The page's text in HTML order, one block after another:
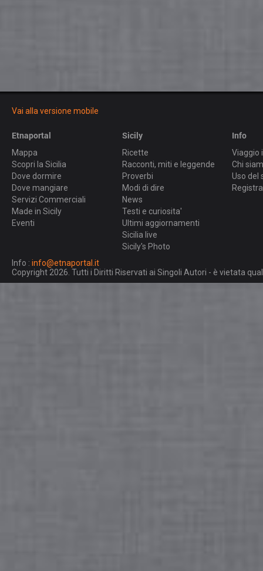
Vai alla versione mobile
Etnaportal
Mappa
Scopri la Sicilia
Dove dormire
Dove mangiare
Servizi Commerciali
Made in Sicily
Eventi
Sicily
Ricette
Racconti, miti e leggende
Proverbi
Modi di dire
News
Testi e curiosita'
Ultimi aggiornamenti
Sicilia live
Sicily's Photo
Info
Viaggio
Chi
Uso del
Info : info@etnaportal.it
Copyright 2026. Tutti i Diritti Riservati ai Singoli Autori - è vietata